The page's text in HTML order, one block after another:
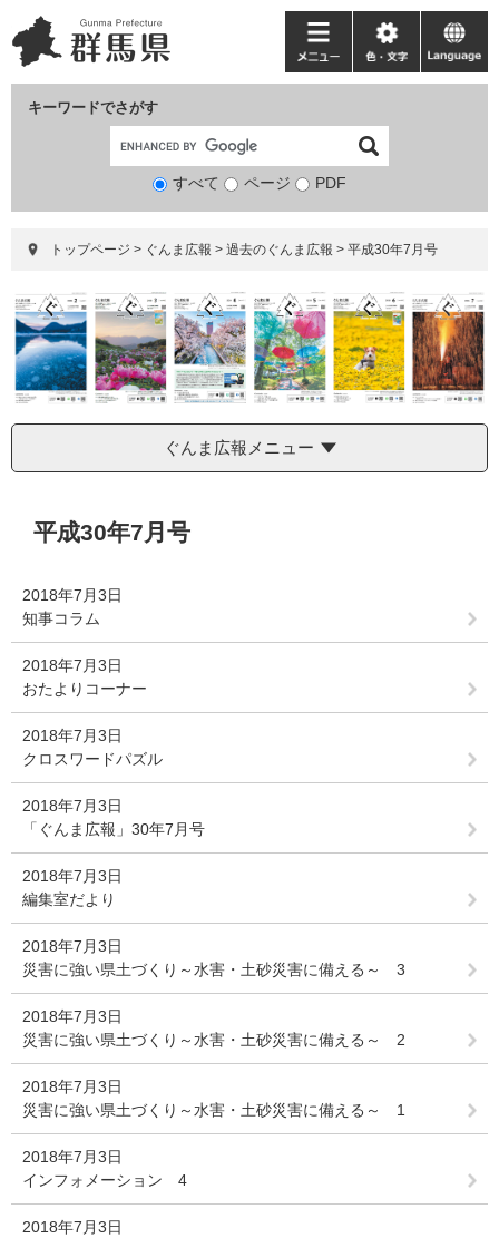
ー
ジ
ニ
ュ
て
キーワードでさがす
検
象
すべて ページ PDF
メ
ニ
ー
色・
文
language
トップページ > ぐんま広報 > 過去のぐんま広報 > 平成30年7月号
ぐんま広報メニュー
平成30年7月号
2018年7月3日
知事コラム
2018年7月3日
おたよりコーナー
2018年7月3日
クロスワードパズル
2018年7月3日
「ぐんま広報」30年7月号
2018年7月3日
編集室だより
2018年7月3日
災害に強い県土づくり～水害・土砂災害に備える～ 3
2018年7月3日
災害に強い県土づくり～水害・土砂災害に備える～ 2
2018年7月3日
災害に強い県土づくり～水害・土砂災害に備える～ 1
2018年7月3日
インフォメーション 4
2018年7月3日